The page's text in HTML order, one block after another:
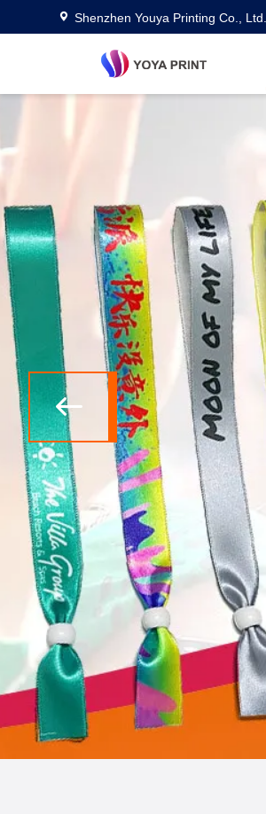
Shenzhen Youya Printing Co., Ltd.